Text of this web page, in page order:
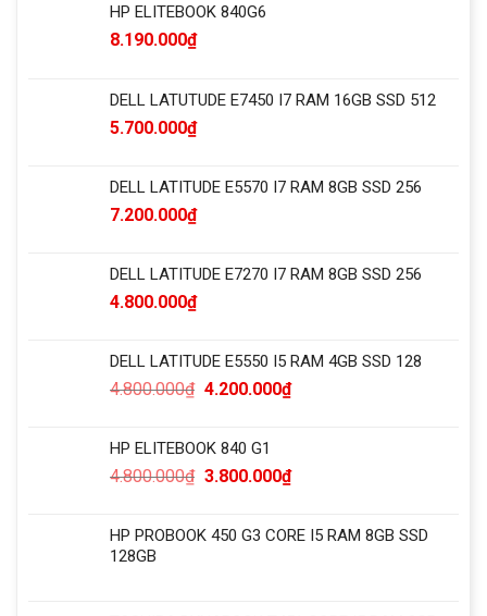
HP ELITEBOOK 840G6
8.190.000₫
DELL LATUTUDE E7450 I7 RAM 16GB SSD 512
5.700.000₫
DELL LATITUDE E5570 I7 RAM 8GB SSD 256
7.200.000₫
DELL LATITUDE E7270 I7 RAM 8GB SSD 256
4.800.000₫
DELL LATITUDE E5550 I5 RAM 4GB SSD 128
4.800.000₫ 4.200.000₫
HP ELITEBOOK 840 G1
4.800.000₫ 3.800.000₫
HP PROBOOK 450 G3 CORE I5 RAM 8GB SSD
128GB